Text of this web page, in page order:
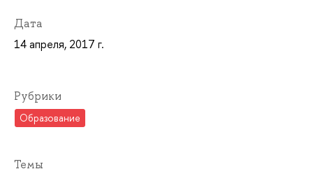
Дата
14 апреля, 2017 г.
Рубрики
Образование
Темы